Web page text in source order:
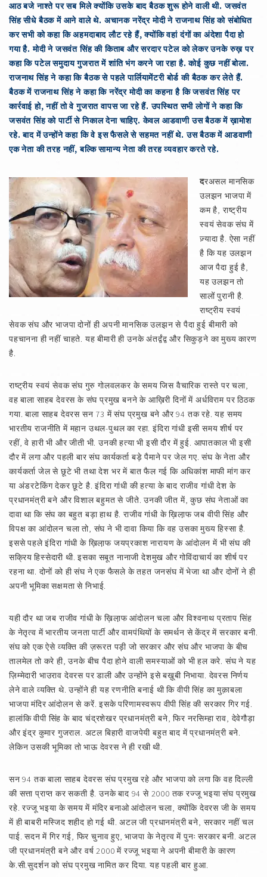
आठ बजे नाश्ते पर सब मिले क्योंकि उसके बाद बैठक शुरू होने वाली थी. जसवंत
सिंह सीधे बैठक में आने वाले थे. अचानक नरेंद्र मोदी ने राजनाथ सिंह को संबोधित
कर सभी को कहा कि अहमदाबाद लौट रहे हैं, क्योंकि वहां दंगों का अंदेशा पैदा हो
गया है. मोदी ने जसवंत सिंह की किताब और सरदार पटेल को लेकर उनके रुख़ पर
कहा कि पटेल समुदाय गुजरात में शांति भंग करने जा रहा है. कोई कुछ नहीं बोला.
राजनाथ सिंह ने कहा कि बैठक से पहले पार्लियामेंटरी बोर्ड की बैठक कर लेते हैं.
बैठक में राजनाथ सिंह ने कहा कि नरेंद्र मोदी का कहना है कि जसवंत सिंह पर
कार्रवाई हो, नहीं तो वे गुजरात वापस जा रहे हैं. उपस्थित सभी लोगों ने कहा कि
जसवंत सिंह को पार्टी से निकाल देना चाहिए. केवल आडवाणी उस बैठक में ख़ामोश
रहे. बाद में उन्होंने कहा कि वे इस फैसले से सहमत नहीं थे. उस बैठक में आडवाणी
एक नेता की तरह नहीं, बल्कि सामान्य नेता की तरह व्यवहार करते रहे.
दरअसल मानसिक
उलझन भाजपा में
कम है, राष्ट्रीय
स्वयं सेवक संघ में
ज़्यादा है. ऐसा नहीं
है कि यह उलझन
आज पैदा हुई है,
यह उलझन तो
सालों पुरानी है.
राष्ट्रीय स्वयं
सेवक संघ और भाजपा दोनों ही अपनी मानसिक उलझन से पैदा हुई बीमारी को
पहचानना ही नहीं चाहते. यह बीमारी ही उनके अंतर्द्वंद्व और सिकुड़ने का मुख्य कारण
है.
राष्ट्रीय स्वयं सेवक संघ गुरु गोलवलकर के समय जिस वैचारिक रास्ते पर चला,
वह बाला साहब देवरस के संघ प्रमुख बनने के आख़िरी दिनों में अर्धविराम पर ठिठक
गया. बाला साहब देवरस सन 73 में संघ प्रमुख बने और 94 तक रहे. यह समय
भारतीय राजनीति में महान उथल-पुथल का रहा. इंदिरा गांधी इसी समय शीर्ष पर
रहीं, वे हारी भी और जीती भी. उनकी हत्या भी इसी दौर में हुई. आपातकाल भी इसी
दौर में लगा और पहली बार संघ कार्यकर्ता बड़े पैमाने पर जेल गए. संघ के नेता और
कार्यकर्ता जेल से छूटे भी तथा देश भर में बात फैल गई कि अधिकांश माफी मांग कर
या अंडरटेकिंग देकर छूटे है. इंदिरा गांधी की हत्या के बाद राजीव गांधी देश के
प्रधानमंत्री बने और विशाल बहुमत से जीते. उनकी जीत में, कुछ संघ नेताओं का
दावा था कि संघ का बहुत बड़ा हाथ है. राजीव गांधी के ख़िला़फ जब वीपी सिंह और
विपक्ष का आंदोलन चला तो, संघ ने भी दावा किया कि वह उसका मुख्य हिस्सा है.
इससे पहले इंदिरा गांधी के ख़िला़फ जयप्रकाश नारायण के आंदोलन में भी संघ की
सक्रिय हिस्सेदारी थी. इसका सबूत नानाजी देशमुख और गोविंदाचार्य का शीर्ष पर
रहना था. दोनों को ही संघ ने एक फैसले के तहत जनसंघ में भेजा था और दोनों ने ही
अपनी भूमिका सक्षमता से निभाई.
यही दौर था जब राजीव गांधी के ख़िला़फ आंदोलन चला और विश्वनाथ प्रताप सिंह
के नेतृत्व में भारतीय जनता पार्टी और वामपंथियों के समर्थन से केंद्र में सरकार बनी.
संघ को एक ऐसे व्यक्ति की ज़रूरत पड़ी जो सरकार और संघ और भाजपा के बीच
तालमेल तो करे ही, उनके बीच पैदा होने वाली समस्याओं को भी हल करे. संघ ने यह
ज़िम्मेदारी भाउराव देवरस पर डाली और उन्होंने इसे बख़ूबी निभाया. देवरस निर्णय
लेने वाले व्यक्ति थे. उन्होंने ही यह रणनीति बनाई थी कि वीपी सिंह का मुक़ाबला
भाजपा मंदिर आंदोलन से करें. इसके परिणामस्वरूप वीपी सिंह की सरकार गिर गई.
हालांकि वीपी सिंह के बाद चंद्रशेखर प्रधानमंत्री बने, फिर नरसिम्हा राव, देवेगौड़ा
और इंद्र कुमार गुजराल. अटल बिहारी वाजपेयी बहुत बाद में प्रधानमंत्री बने.
लेकिन उसकी भूमिका तो भाऊ देवरस ने ही रखी थी.
सन 94 तक बाला साहब देवरस संघ प्रमुख रहे और भाजपा को लगा कि वह दिल्ली
की सत्ता प्राप्त कर सकती है. उनके बाद 94 से 2000 तक रज्जू भइया संघ प्रमुख
रहे. रज्जू भइया के समय में मंदिर बनाओ आंदोलन चला, क्योंकि देवरस जी के समय
में ही बाबरी मस्जिद शहीद हो गई थी. अटल जी प्रधानमंत्री बने, सरकार नहीं चल
पाई. सदन में गिर गई, फिर चुनाव हुए, भाजपा के नेतृत्व में पुनः सरकार बनी. अटल
जी प्रधानमंत्री बने और वर्ष 2000 में रज्जू भइया ने अपनी बीमारी के कारण
के.सी.सुदर्शन को संघ प्रमुख नामित कर दिया. यह पहली बार हुआ.